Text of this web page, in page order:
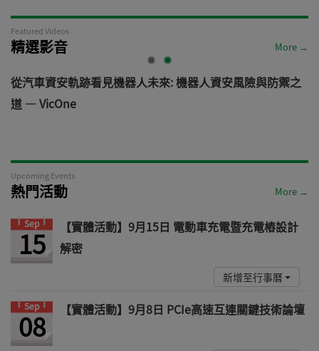
Featured Videos
精選影音 More →
從汽車資安軌跡看見機器人未來: 機器人資安風險與防禦之
道 — VicOne
Upcoming Events
熱門活動 More →
Sep
15
【實體活動】9月15日 電動車充電暨充電樁設計
解密
新增至行事曆
Sep
08 【實體活動】9月8日 PCIe高速互連關鍵技術論壇